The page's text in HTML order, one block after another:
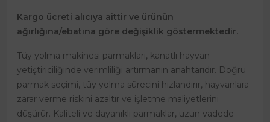
Kargo ücreti alıcıya aittir ve ürünün
ağırlığına/ebatına göre değişiklik göstermektedir.
Tüy yolma makinesi parmakları, kanatlı hayvan
yetiştiriciliğinde verimliliği artırmanın anahtarıdır. Doğru
parmak seçimi, tüy yolma sürecini hızlandırır, hayvanlara
zarar verme riskini azaltır ve işletme maliyetlerini
düşürür. Kaliteli ve dayanıklı parmaklar, uzun vadede